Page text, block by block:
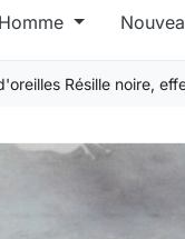
Résille noire,